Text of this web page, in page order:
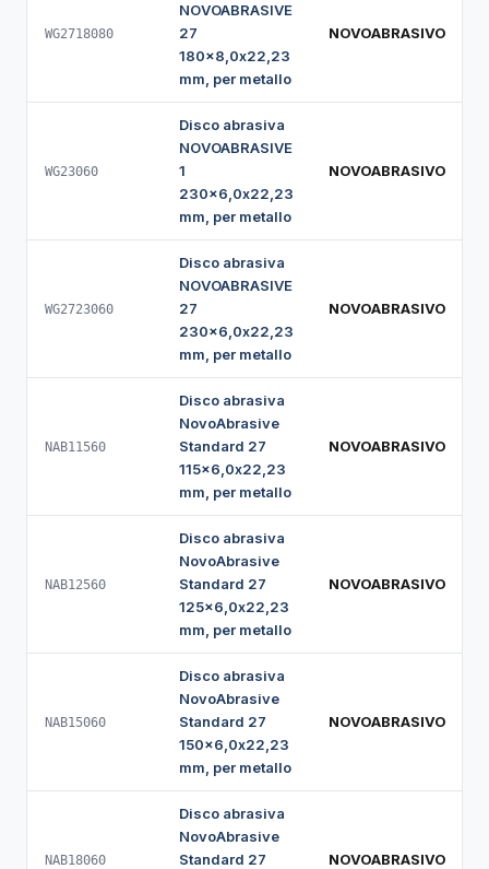
WG2718080
NOVOABRASIVE
27
180x8,0x22,23
mm, per metallo
NOVOABRASIVO
WG23060
Disco abrasiva
NOVOABRASIVE
1
230x6,0x22,23
mm, per metallo
NOVOABRASIVO
WG2723060
Disco abrasiva
NOVOABRASIVE
27
230x6,0x22,23
mm, per metallo
NOVOABRASIVO
NAB11560
Disco abrasiva
NovoAbrasive
Standard 27
115x6,0x22,23
mm, per metallo
NOVOABRASIVO
NAB12560
Disco abrasiva
NovoAbrasive
Standard 27
125x6,0x22,23
mm, per metallo
NOVOABRASIVO
NAB15060
Disco abrasiva
NovoAbrasive
Standard 27
150x6,0x22,23
mm, per metallo
NOVOABRASIVO
NAB18060
Disco abrasiva
NovoAbrasive
Standard 27
NOVOABRASIVO